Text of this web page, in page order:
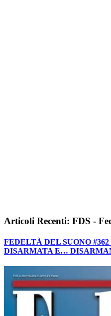
Articoli Recenti: FDS -
FEDELTÀ DEL SUONO
DISARMATA E…